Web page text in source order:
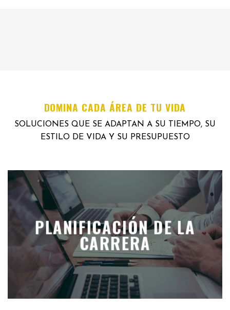
DOMINA CADA ÁREA DE TU VIDA
SOLUCIONES QUE SE ADAPTAN A SU TIEMPO, SU
ESTILO DE VIDA Y SU PRESUPUESTO
PLANIFICACIÓN DE LA
CARRERA